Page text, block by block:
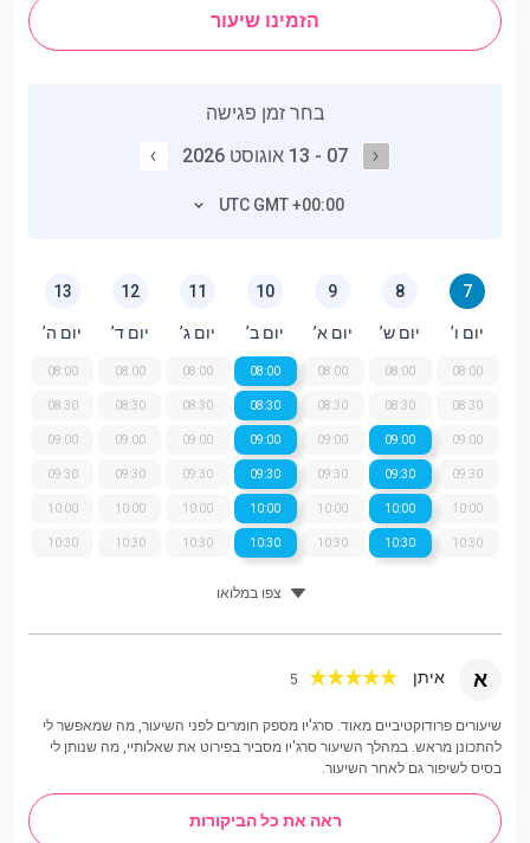
הזמינו שיעור
בחר זמן פגישה
07 - 13 אוגוסט 2026
UTC GMT +00:00
7
יום ו’
08:00
08:30
09:00
09:30
10:00
10:30
8
יום ש’
08:00
08:30
09:00
09:30
10:00
10:30
9
יום א’
08:00
08:30
09:00
09:30
10:00
10:30
10
יום ב’
08:00
08:30
09:00
09:30
10:00
10:30
11
יום ג’
08:00
08:30
09:00
09:30
10:00
10:30
12
יום ד’
08:00
08:30
09:00
09:30
10:00
10:30
13
יום ה’
08:00
08:30
09:00
09:30
10:00
10:30
צפו במלואו
א איתן 5
שיעורים פרודוקטיביים מאוד. סרג'יו מספק חומרים לפני השיעור, מה שמאפשר לי
להתכונן מראש. במהלך השיעור סרג'יו מסביר בפירוט את שאלותיי, מה שנותן לי
בסיס לשיפור גם לאחר השיעור.
ראה את כל הביקורות